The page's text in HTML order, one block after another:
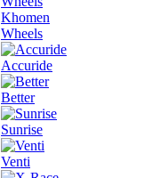
Khomen
Wheels
Accuride
Better
Sunrise
Venti